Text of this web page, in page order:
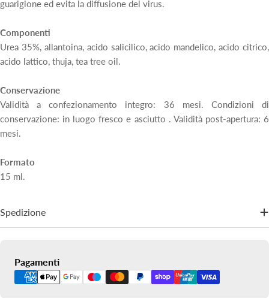
guarigione ed evita la diffusione del virus.
Componenti
Urea 35%, allantoina, acido salicilico, acido mandelico, acido citrico,
acido lattico, thuja, tea tree oil.
Conservazione
Validità a confezionamento integro: 36 mesi. Condizioni di
conservazione: in luogo fresco e asciutto . Validità post-apertura: 6
mesi.
Formato
15 ml.
Spedizione
Pagamenti
Metodi